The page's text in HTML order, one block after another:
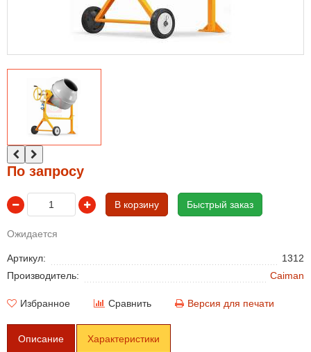
По запросу
В корзину Быстрый заказ
Ожидается
Артикул:
1312
Производитель:
Caiman
Избранное Сравнить Версия для печати
Описание Характеристики